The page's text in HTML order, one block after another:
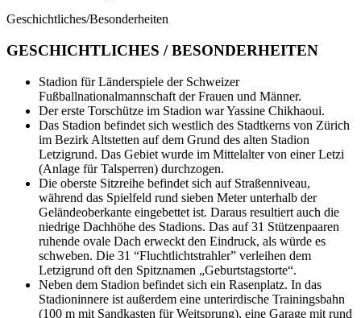
Geschichtliches/Besonderheiten
GESCHICHTLICHES / BESONDERHEITEN
Stadion für Länderspiele der Schweizer
Fußballnationalmannschaft der Frauen und Männer.
Der erste Torschütze im Stadion war Yassine Chikhaoui.
Das Stadion befindet sich westlich des Stadtkerns von Zürich
im Bezirk Altstetten auf dem Grund des alten Stadion
Letzigrund. Das Gebiet wurde im Mittelalter von einer Letzi
(Anlage für Talsperren) durchzogen.
Die oberste Sitzreihe befindet sich auf Straßenniveau,
während das Spielfeld rund sieben Meter unterhalb der
Geländeoberkante eingebettet ist. Daraus resultiert auch die
niedrige Dachhöhe des Stadions. Das auf 31 Stützenpaaren
ruhende ovale Dach erweckt den Eindruck, als würde es
schweben. Die 31 “Fluchtlichtstrahler” verleihen dem
Letzigrund oft den Spitznamen „Geburtstagstorte“.
Neben dem Stadion befindet sich ein Rasenplatz. In das
Stadioninnere ist außerdem eine unterirdische Trainingsbahn
(100 m mit Sandkasten für Weitsprung), eine Garage mit rund